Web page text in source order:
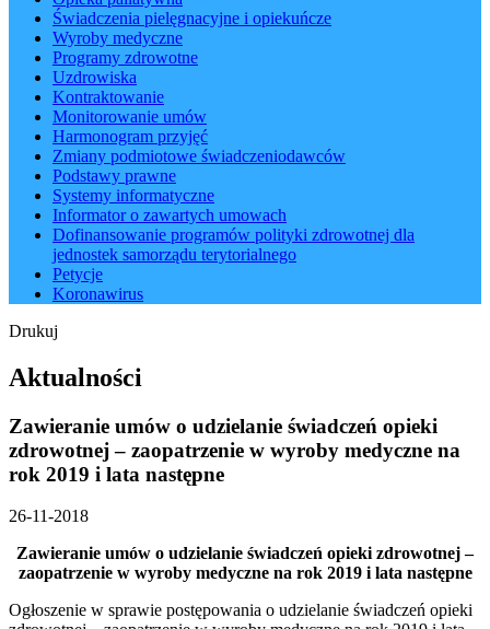
Świadczenia pielęgnacyjne i opiekuńcze
Wyroby medyczne
Programy zdrowotne
Uzdrowiska
Kontraktowanie
Monitorowanie umów
Harmonogram przyjęć
Zmiany podmiotowe świadczeniodawców
Podstawy prawne
Systemy informatyczne
Informator o zawartych umowach
Dofinansowanie programów polityki zdrowotnej dla
jednostek samorządu terytorialnego
Petycje
Koronawirus
Drukuj
Aktualności
Zawieranie umów o udzielanie świadczeń opieki
zdrowotnej – zaopatrzenie w wyroby medyczne na
rok 2019 i lata następne
26-11-2018
Zawieranie umów o udzielanie świadczeń opieki zdrowotnej –
zaopatrzenie w wyroby medyczne na rok 2019 i lata następne
Ogłoszenie w sprawie postępowania o udzielanie świadczeń opieki